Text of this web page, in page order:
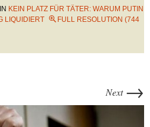
IN KEIN PLATZ FÜR TÄTER: WARUM PUTIN
LIQUIDIERT
FULL RESOLUTION (744
Next →